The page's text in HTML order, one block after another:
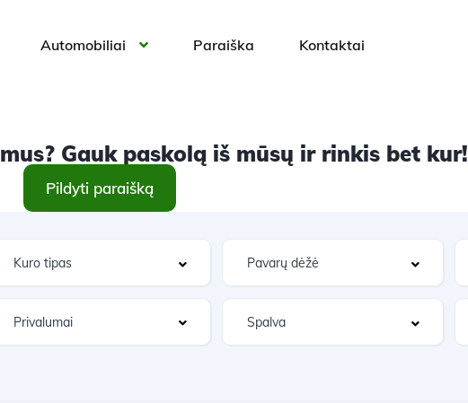
Automobiliai Paraiška Kontaktai
Gauk paskolą iš mūsų ir rinkis bet kur!
Pildyti paraišką
Privalumai